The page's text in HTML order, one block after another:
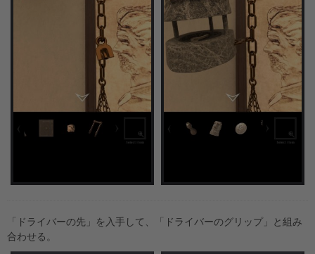
「ドライバーの先」を入手して、「ドライバーのグリップ」と組み
合わせる。